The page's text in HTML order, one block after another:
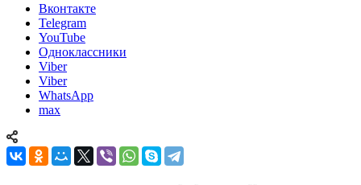
Вконтакте
Telegram
YouTube
Одноклассники
Viber
Viber
WhatsApp
max